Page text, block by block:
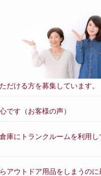
だける方を募集しています。
です（お客様の声）
庫にトランクルームを利用
アウトドア用品をしまうのに